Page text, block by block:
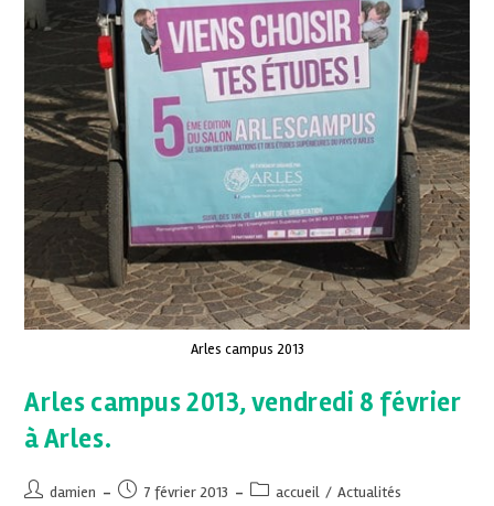
Arles campus 2013
Arles campus 2013, vendredi 8 février
à Arles.
damien 7 février 2013 accueil / Actualités